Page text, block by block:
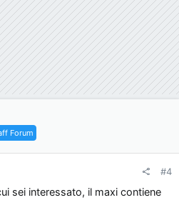
Forum
#4
sei interessato, il maxi contiene